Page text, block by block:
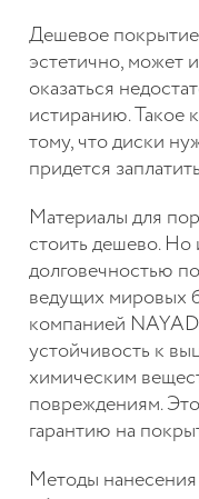
Дешевое покрытие
эстетично, может
оказаться
истиранию. Такое
тому, что диски
придется
Материалы для
стоить дешево. Но
долговечностью
ведущих мировых
компанией
устойчивость к
химическим
повреждениям.
гарантию на
Методы